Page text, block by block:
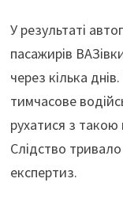
У результаті
пасажирів
через кілька
тимчасове
рухатися з
Слідство
експертиз.